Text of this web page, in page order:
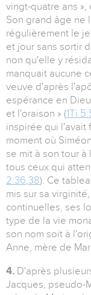
vingt-quatre ans
Son grand âge ne
régulièrement le
et jour sans sortir
non qu'elle y
manquait aucune
veuve d'après
espérance en
et l'oraison » (1Ti
inspirée qui l'avait
moment où
se mit à son tour
tous ceux qui
2:36,38). Ce
mis sur sa
continuelles, ses
type de la vie
son nom soit à
Anne, mère de
4. D'après
Jacques, pseudo-